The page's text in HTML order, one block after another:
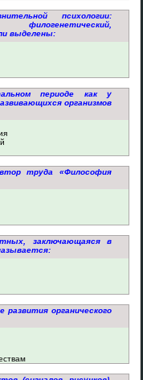
психологии:
выделены:
периоде как у
организмов
труда «Философия
заключающаяся в
органического